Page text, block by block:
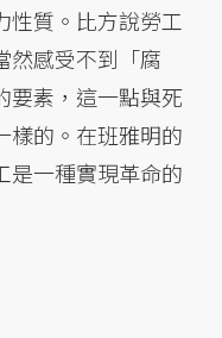
性質。比方說勞工
然感受不到「腐
要素，這一點與死
樣的。在班雅明的
是一種實現革命的